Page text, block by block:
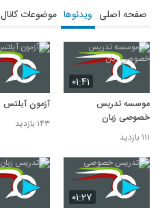
صفحه اصلی ویدئوها موضوعات کانال
۰۱:۴۱
موسسه تدریس
خصوصی زبان
۱۱۱ بازدید
آزمون آیلتس
۱۴۳ بازدید
۰۱:۲۷